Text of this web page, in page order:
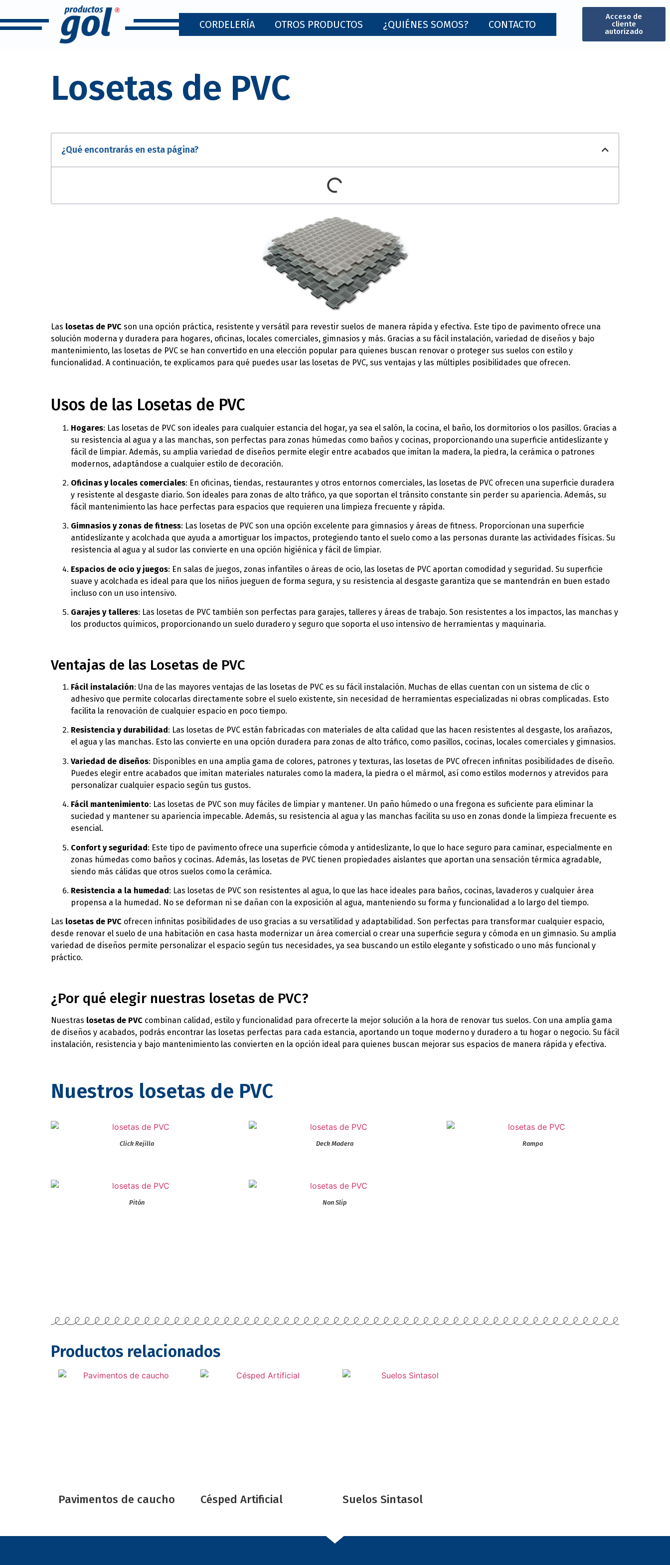
CORDELERÍA OTROS PRODUCTOS ¿QUIÉNES SOMOS? CONTACTO
Acceso de
cliente
autorizado
Losetas de PVC
¿Qué encontrarás en esta página?
Las losetas de PVC son una opción práctica, resistente y versátil para revestir suelos de manera rápida y efectiva. Este tipo de pavimento ofrece una
solución moderna y duradera para hogares, oficinas, locales comerciales, gimnasios y más. Gracias a su fácil instalación, variedad de diseños y bajo
mantenimiento, las losetas de PVC se han convertido en una elección popular para quienes buscan renovar o proteger sus suelos con estilo y
funcionalidad. A continuación, te explicamos para qué puedes usar las losetas de PVC, sus ventajas y las múltiples posibilidades que ofrecen.
Usos de las Losetas de PVC
Hogares: Las losetas de PVC son ideales para cualquier estancia del hogar, ya sea el salón, la cocina, el baño, los dormitorios o los pasillos. Gracias a
su resistencia al agua y a las manchas, son perfectas para zonas húmedas como baños y cocinas, proporcionando una superficie antideslizante y
fácil de limpiar. Además, su amplia variedad de diseños permite elegir entre acabados que imitan la madera, la piedra, la cerámica o patrones
modernos, adaptándose a cualquier estilo de decoración.
Oficinas y locales comerciales: En oficinas, tiendas, restaurantes y otros entornos comerciales, las losetas de PVC ofrecen una superficie duradera
y resistente al desgaste diario. Son ideales para zonas de alto tráfico, ya que soportan el tránsito constante sin perder su apariencia. Además, su
fácil mantenimiento las hace perfectas para espacios que requieren una limpieza frecuente y rápida.
Gimnasios y zonas de fitness: Las losetas de PVC son una opción excelente para gimnasios y áreas de fitness. Proporcionan una superficie
antideslizante y acolchada que ayuda a amortiguar los impactos, protegiendo tanto el suelo como a las personas durante las actividades físicas. Su
resistencia al agua y al sudor las convierte en una opción higiénica y fácil de limpiar.
Espacios de ocio y juegos: En salas de juegos, zonas infantiles o áreas de ocio, las losetas de PVC aportan comodidad y seguridad. Su superficie
suave y acolchada es ideal para que los niños jueguen de forma segura, y su resistencia al desgaste garantiza que se mantendrán en buen estado
incluso con un uso intensivo.
Garajes y talleres: Las losetas de PVC también son perfectas para garajes, talleres y áreas de trabajo. Son resistentes a los impactos, las manchas y
los productos químicos, proporcionando un suelo duradero y seguro que soporta el uso intensivo de herramientas y maquinaria.
Ventajas de las Losetas de PVC
Fácil instalación: Una de las mayores ventajas de las losetas de PVC es su fácil instalación. Muchas de ellas cuentan con un sistema de clic o
adhesivo que permite colocarlas directamente sobre el suelo existente, sin necesidad de herramientas especializadas ni obras complicadas. Esto
facilita la renovación de cualquier espacio en poco tiempo.
Resistencia y durabilidad : Las losetas de PVC están fabricadas con materiales de alta calidad que las hacen resistentes al desgaste, los arañazos,
el agua y las manchas. Esto las convierte en una opción duradera para zonas de alto tráfico, como pasillos, cocinas, locales comerciales y gimnasios.
Variedad de diseños: Disponibles en una amplia gama de colores, patrones y texturas, las losetas de PVC ofrecen infinitas posibilidades de diseño.
Puedes elegir entre acabados que imitan materiales naturales como la madera, la piedra o el mármol, así como estilos modernos y atrevidos para
personalizar cualquier espacio según tus gustos.
Fácil mantenimiento: Las losetas de PVC son muy fáciles de limpiar y mantener. Un paño húmedo o una fregona es suficiente para eliminar la
suciedad y mantener su apariencia impecable. Además, su resistencia al agua y las manchas facilita su uso en zonas donde la limpieza frecuente es
esencial.
Confort y seguridad: Este tipo de pavimento ofrece una superficie cómoda y antideslizante, lo que lo hace seguro para caminar, especialmente en
zonas húmedas como baños y cocinas. Además, las losetas de PVC tienen propiedades aislantes que aportan una sensación térmica agradable,
siendo más cálidas que otros suelos como la cerámica.
Resistencia a la humedad: Las losetas de PVC son resistentes al agua, lo que las hace ideales para baños, cocinas, lavaderos y cualquier área
propensa a la humedad. No se deforman ni se dañan con la exposición al agua, manteniendo su forma y funcionalidad a lo largo del tiempo.
Las losetas de PVC ofrecen infinitas posibilidades de uso gracias a su versatilidad y adaptabilidad. Son perfectas para transformar cualquier espacio,
desde renovar el suelo de una habitación en casa hasta modernizar un área comercial o crear una superficie segura y cómoda en un gimnasio. Su amplia
variedad de diseños permite personalizar el espacio según tus necesidades, ya sea buscando un estilo elegante y sofisticado o uno más funcional y
práctico.
¿Por qué elegir nuestras losetas de PVC?
Nuestras losetas de PVC combinan calidad, estilo y funcionalidad para ofrecerte la mejor solución a la hora de renovar tus suelos. Con una amplia gama
de diseños y acabados, podrás encontrar las losetas perfectas para cada estancia, aportando un toque moderno y duradero a tu hogar o negocio. Su fácil
instalación, resistencia y bajo mantenimiento las convierten en la opción ideal para quienes buscan mejorar sus espacios de manera rápida y efectiva.
Nuestros losetas de PVC
Click Rejilla Deck Madera Rampa
Pitón Non Slip
Productos relacionados
Pavimentos de caucho Césped Artificial Suelos Sintasol